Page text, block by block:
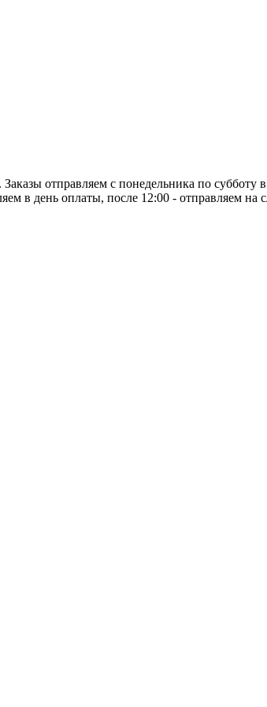
отправляем с понедельника по субботу
в день оплаты, после 12:00 - отправляем на